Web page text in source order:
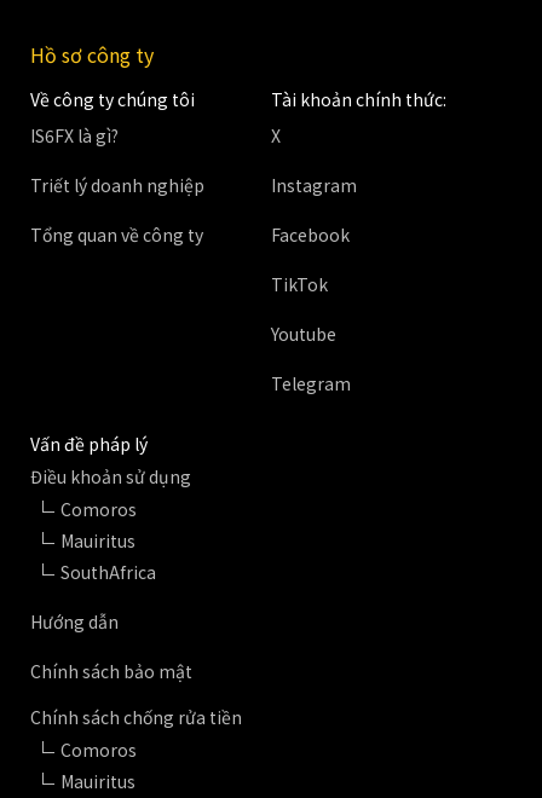
Hồ sơ công ty
Về công ty chúng tôi
IS6FX là gì?
Triết lý doanh nghiệp
Tổng quan về công ty
Tài khoản chính thức:
X
Instagram
Facebook
TikTok
Youtube
Telegram
Vấn đề pháp lý
Điều khoản sử dụng
Comoros
Mauiritus
SouthAfrica
Hướng dẫn
Chính sách bảo mật
Chính sách chống rửa tiền
Comoros
Mauiritus